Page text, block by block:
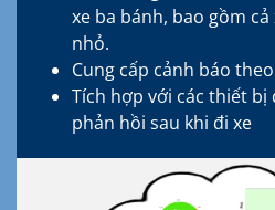
xe ba bánh, bao gồm
nhỏ.
Cung cấp cảnh báo
Tích hợp với các thiết bị
phản hồi sau khi đi xe